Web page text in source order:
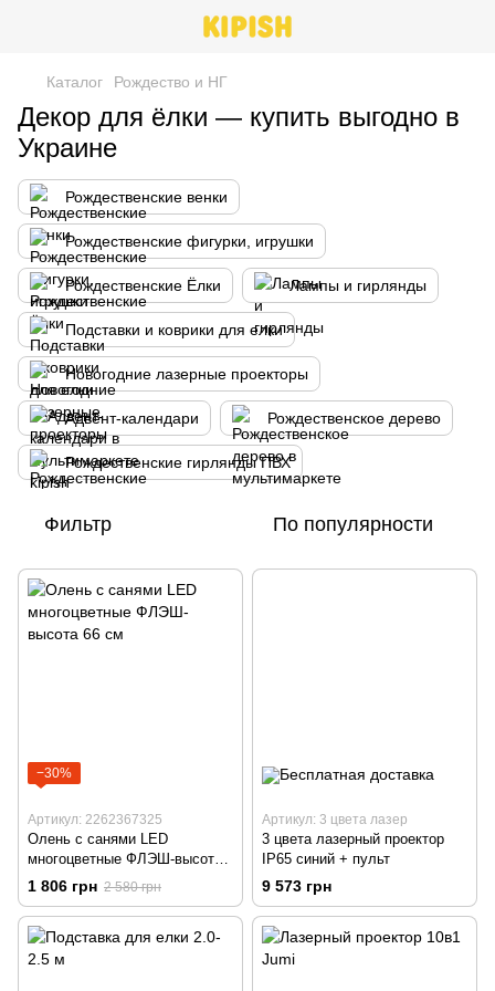
Каталог Рождество и НГ
Декор для ёлки — купить выгодно в
Украине
Рождественские венки
Рождественские фигурки, игрушки
Рождественские Ёлки Лампы и гирлянды
Подставки и коврики для елки
Новогодние лазерные проекторы
Адвент-календари Рождественское дерево
Рождественские гирлянды ПВХ
Фильтр По популярности
−30%
Артикул: 2262367325
Олень с санями LED
многоцветные ФЛЭШ-высота
66 см
1 806 грн 2 580 грн
Артикул: 3 цвета лазер
3 цвета лазерный проектор
IP65 синий + пульт
9 573 грн